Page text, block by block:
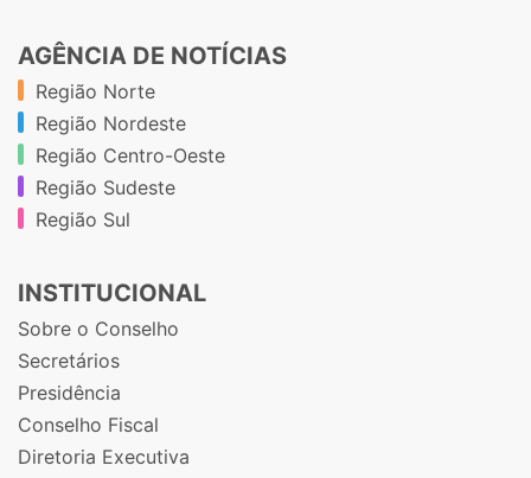
AGÊNCIA DE NOTÍCIAS
Região Norte
Região Nordeste
Região Centro-Oeste
Região Sudeste
Região Sul
INSTITUCIONAL
Sobre o Conselho
Secretários
Presidência
Conselho Fiscal
Diretoria Executiva